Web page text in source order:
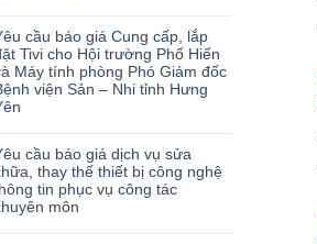
cầu báo giá Cung cấp, lắp
Tivi cho Hội trường Phố Hiến
Máy tính phòng Phó Giám đốc
viện Sản – Nhi tỉnh Hưng
cầu báo giá dịch vụ sửa
thay thế thiết bị công nghệ
tin phục vụ công tác
môn